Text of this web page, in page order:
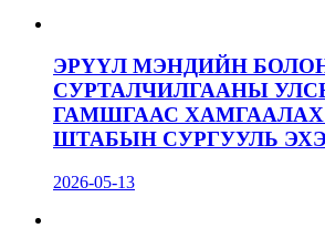
ЭРҮҮЛ МЭНДИЙН
СУРТАЛЧИЛГААНЫ
ГАМШГААС
ШТАБЫН СУРГУУЛЬ
2026-05-13